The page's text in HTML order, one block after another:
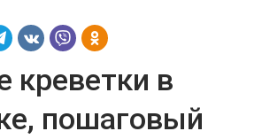
креветки в
пошаговый